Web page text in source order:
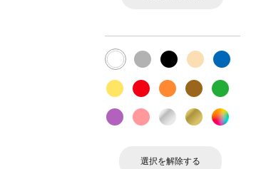
選択を解除する